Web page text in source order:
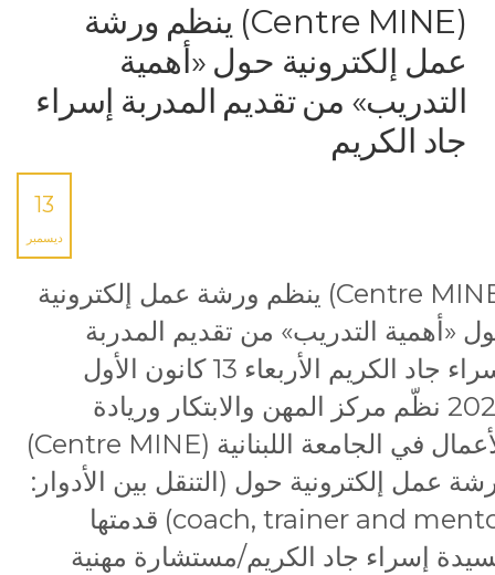
(Centre MINE) ينظم ورشة
عمل إلكترونية حول «أهمية
التدريب» من تقديم المدربة إسراء
جاد الكريم
13
ديسمبر
(Centre MINE) ينظم ورشة عمل إلكترونية
«أهمية التدريب» من تقديم المدربة
إسراء جاد الكريم الأربعاء 13 كانون الأول
2023 نظّم مركز المهن والابتكار وريادة
الأعمال في الجامعة اللبنانية (Centre MINE)
عمل إلكترونية حول (التنقل بين الأدوار:
coach, trainer and mentor) قدمتها
إسراء جاد الكريم/مستشارة مهنية